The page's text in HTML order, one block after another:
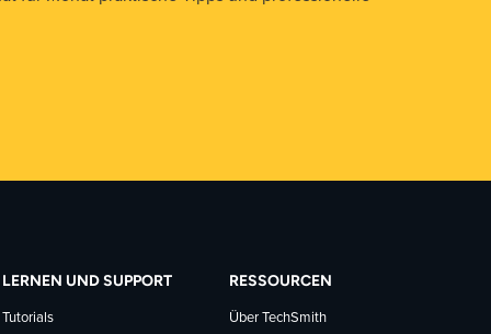
LERNEN UND SUPPORT
Tutorials
RESSOURCEN
Über TechSmith